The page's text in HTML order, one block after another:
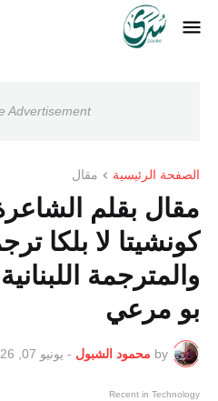
Advertisement
الصفحة الرئيسية مقال
مقال بقلم الشاعرة
كونشيتا لا بلكا
والمترجمة
بو مرعي
by محمود الشبول - يونيو 07, 2026
Recent in Technology